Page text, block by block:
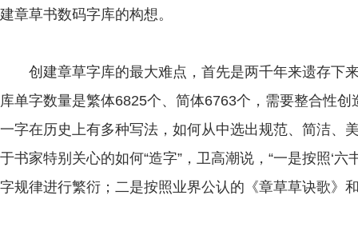
建章草书数码字库的构想。
创建章草字库的最大难点，首先是两千年来遗存下
库单字数量是繁体6825个、简体6763个，需要整合性
一字在历史上有多种写法，如何从中选出规范、简洁、
于书家特别关心的如何“造字”，卫高潮说，“一是按照‘
字规律进行繁衍；二是按照业界公认的《章草草诀歌》